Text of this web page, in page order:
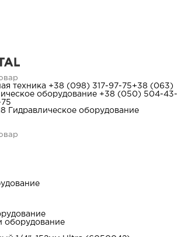
техника +38 (098) 317-97-75+38 (063)
оборудование +38 (050) 504-43-
Гидравлическое оборудование
оборудование